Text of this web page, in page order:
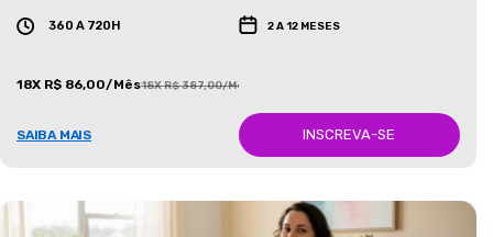
360 A 720H 2 A 12 MESES
18X R$ 86,00/Mês18X R$ 387,00/Mês
SAIBA MAIS INSCREVA-SE